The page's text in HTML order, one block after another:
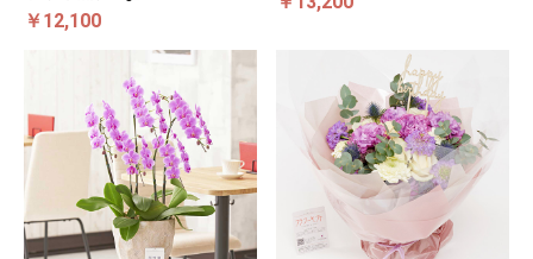
￥12,100